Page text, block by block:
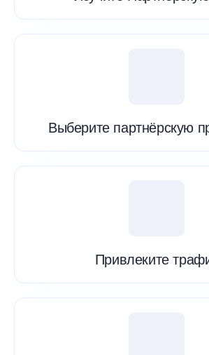
Выберите партнёрскую
Привлеките